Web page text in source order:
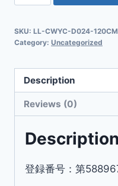
SKU: LL-CWYC-D024-
Category: Uncategorized
Description
Reviews (0)
Description
登録番号：第